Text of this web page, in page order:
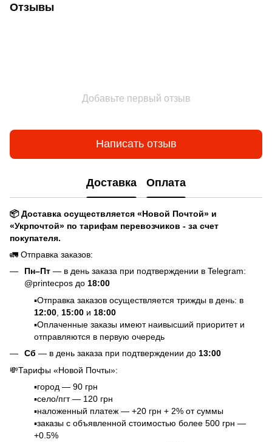
Отзывы
Добавьте первый отзыв
Написать отзыв
Доставка Оплата
📦 Доставка осуществляется «Новой Почтой» и
«Укрпочтой» по тарифам перевозчиков - за счет
покупателя.
🚛 Отправка заказов:
Пн–Пт — в день заказа при подтверждении в Telegram:
@printecpos до 18:00
▪️Отправка заказов осуществляется трижды в день: в
12:00 15:00 и 18:00
▪️Оплаченные заказы имеют наивысший приоритет и
отправляются в первую очередь
Сб — в день заказа при подтверждении до 13:00
💸Тарифы «Новой Почты»:
▪️город — 90 грн
▪️село/пгт — 120 грн
▪️наложенный платеж — +20 грн + 2% от суммы
▪️заказы с объявленной стоимостью более 500 грн —
+0.5%